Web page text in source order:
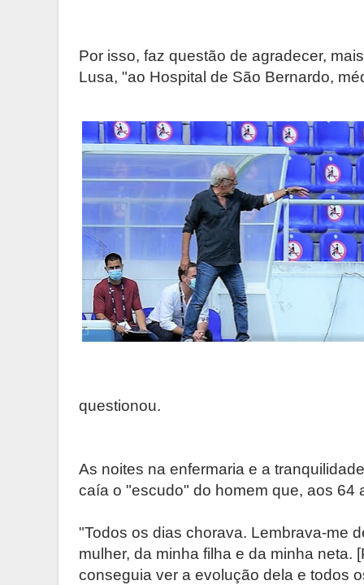
Por isso, faz questão de agradecer,
Lusa, "ao Hospital de São Bernardo,
questionou.
As noites na enfermaria e a
caía o "escudo" do homem que, aos 64
"Todos os dias chorava. Lembrava-me
mulher, da minha filha e da minha neta.
conseguia ver a evolução dela e todos